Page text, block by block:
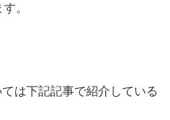
。
は下記記事で紹介している